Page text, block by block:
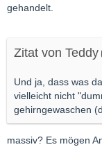
gehandelt.
Zitat von Teddy
Und ja, dass was
vielleicht nicht
gehirngewaschen
massiv? Es mögen